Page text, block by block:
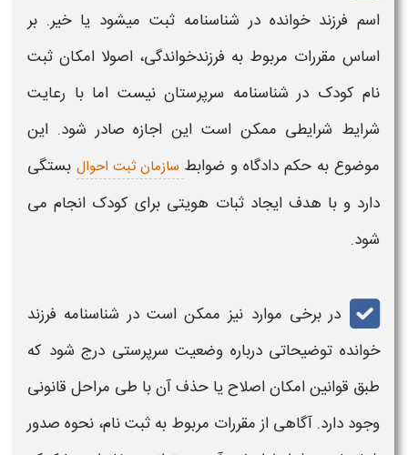
اسم فرزند خوانده در شناسنامه ثبت میشود یا خیر. بر
اساس مقررات مربوط به فرزندخواندگی، اصولا امکان ثبت
نام کودک در شناسنامه سرپرستان نیست اما با رعایت
شرایط شرایطی ممکن است این اجازه صادر شود. این
موضوع به حکم دادگاه و ضوابط سازمان ثبت احوال بستگی
دارد و با هدف ایجاد ثبات هویتی برای کودک انجام می‌
شود.
در برخی موارد نیز ممکن است در شناسنامه فرزند
خوانده توضیحاتی درباره وضعیت سرپرستی درج شود که
طبق قوانین امکان اصلاح یا حذفآن با طی مراحل قانونی
وجود دارد. آگاهی از مقررات مربوط به ثبت نام، نحوه صدور